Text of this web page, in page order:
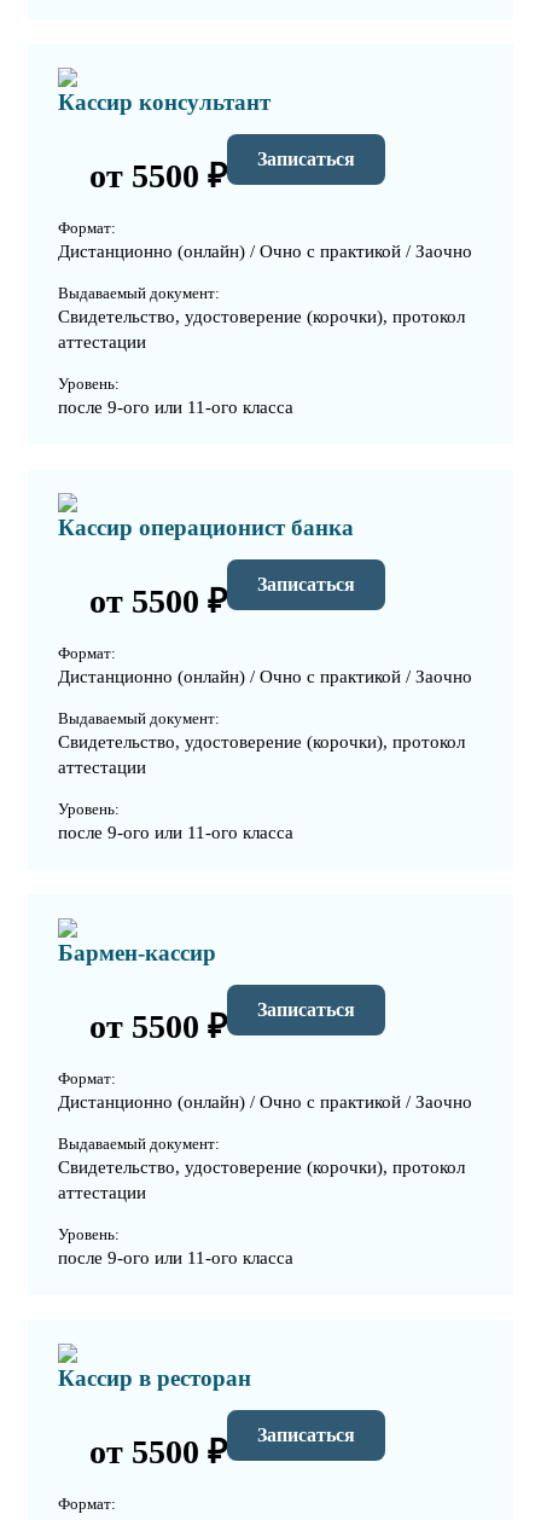
Кассир консультант
от 5500 ₽ Записаться
Формат:
Дистанционно (онлайн) / Очно с практикой / Заочно
Выдаваемый документ:
Свидетельство, удостоверение (корочки), протокол
аттестации
Уровень:
после 9-ого или 11-ого класса
Кассир операционист банка
от 5500 ₽ Записаться
Формат:
Дистанционно (онлайн) / Очно с практикой / Заочно
Выдаваемый документ:
Свидетельство, удостоверение (корочки), протокол
аттестации
Уровень:
после 9-ого или 11-ого класса
Бармен-кассир
от 5500 ₽ Записаться
Формат:
Дистанционно (онлайн) / Очно с практикой / Заочно
Выдаваемый документ:
Свидетельство, удостоверение (корочки), протокол
аттестации
Уровень:
после 9-ого или 11-ого класса
Кассир в ресторан
от 5500 ₽ Записаться
Формат: